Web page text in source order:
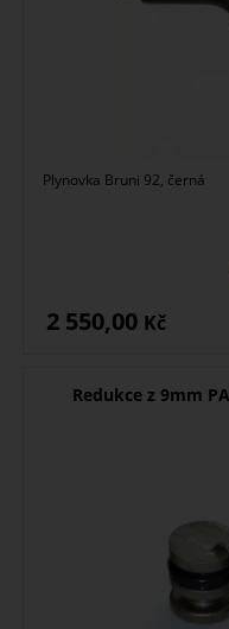
Plynovka Bruni 92, černá
2 550,00 Kč
Redukce z 9mm